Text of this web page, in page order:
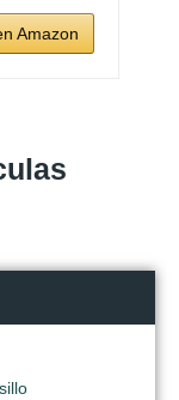
Amazon